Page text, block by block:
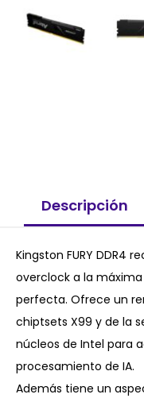
Descripción
Kingston FURY
overclock a la
perfecta. Ofrece un
chiptsets X99 y de la
núcleos de Intel para
procesamiento de IA.
Además tiene un